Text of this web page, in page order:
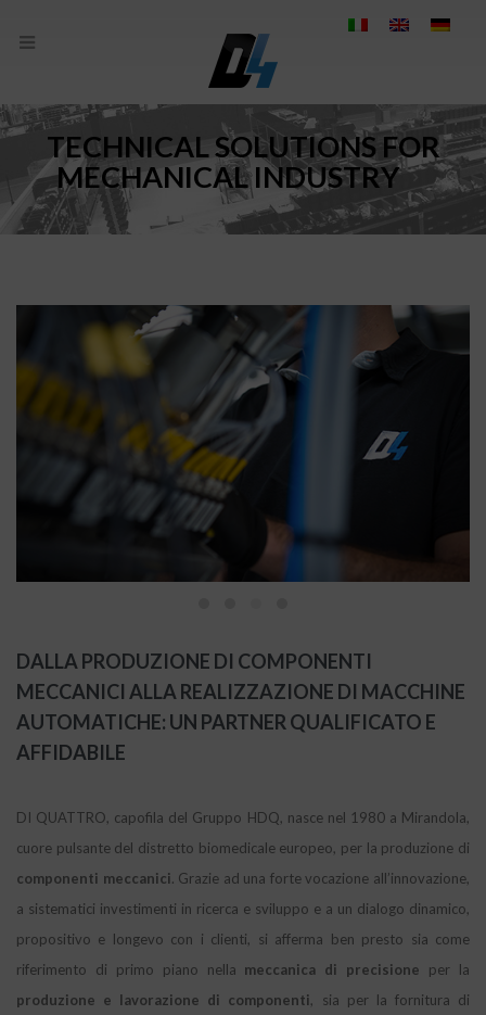
TECHNICAL SOLUTIONS FOR
MECHANICAL INDUSTRY
DALLA PRODUZIONE DI COMPONENTI
MECCANICI ALLA REALIZZAZIONE DI MACCHINE
AUTOMATICHE: UN PARTNER QUALIFICATO E
AFFIDABILE
DI QUATTRO, capofila del Gruppo HDQ, nasce nel 1980 a Mirandola,
cuore pulsante del distretto biomedicale europeo, per la produzione di
componenti meccanici. Grazie ad una forte vocazione all’innovazione,
a sistematici investimenti in ricerca e sviluppo e a un dialogo dinamico,
propositivo e longevo con i clienti, si afferma ben presto sia come
riferimento di primo piano nella meccanica di precisione per la
produzione e lavorazione di componenti, sia per la fornitura di